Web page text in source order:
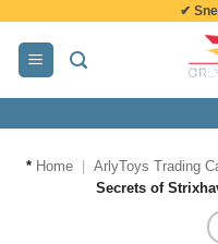
inhoud
✔
* Home ArlyToys Trading
Secrets of